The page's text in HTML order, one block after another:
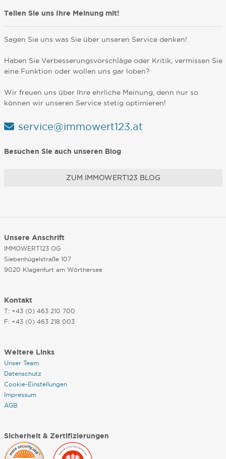
Teilen Sie uns Ihre Meinung mit!
Sagen Sie uns was Sie über unseren Service denken!
Haben Sie Verbesserungsvorschläge oder Kritik, vermissen Sie
eine Funktion oder wollen uns gar loben?
Wir freuen uns über Ihre ehrliche Meinung, denn nur so
können wir unseren Service stetig optimieren!
service@immowert123.at
Besuchen Sie auch unseren Blog
ZUM IMMOWERT123 BLOG
Unsere Anschrift
IMMOWERT123 OG
Siebenhügelstraße 107
9020 Klagenfurt am Wörthersee
Kontakt
T: +43 (0) 463 210 700
F: +43 (0) 463 218 003
Weitere Links
Unser Team
Datenschutz
Cookie-Einstellungen
Impressum
AGB
Sicherheit & Zertifizierungen